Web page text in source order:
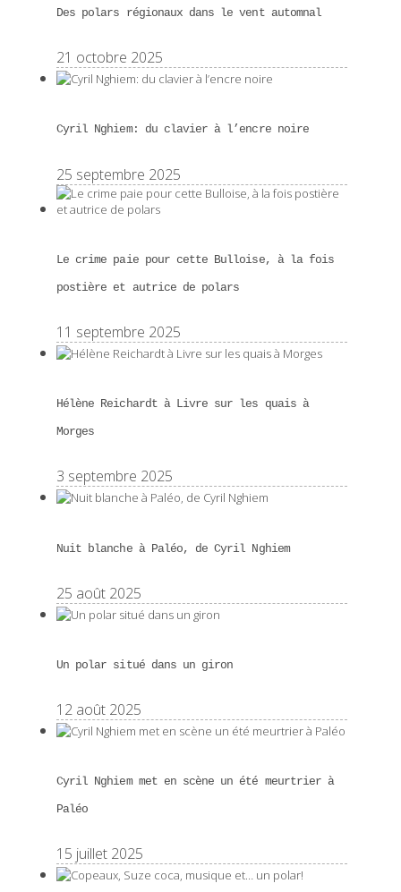
Des polars régionaux dans le vent automnal
21 octobre 2025
Cyril Nghiem: du clavier à l’encre noire
25 septembre 2025
Le crime paie pour cette Bulloise, à la fois
postière et autrice de polars
11 septembre 2025
Hélène Reichardt à Livre sur les quais à
Morges
3 septembre 2025
Nuit blanche à Paléo, de Cyril Nghiem
25 août 2025
Un polar situé dans un giron
12 août 2025
Cyril Nghiem met en scène un été meurtrier à
Paléo
15 juillet 2025